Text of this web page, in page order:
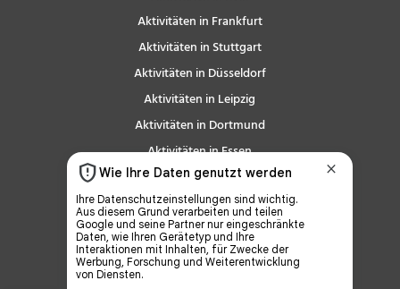
Aktivitäten in Frankfurt
Aktivitäten in Stuttgart
Aktivitäten in Düsseldorf
Aktivitäten in Leipzig
Aktivitäten in Dortmund
Aktivitäten in Essen
Aktivitäten in Bremen
Aktivitäten in Dresden
Aktivitäten in Hannover
Aktivitäten in Nürnberg
Aktivitäten in Duisburg